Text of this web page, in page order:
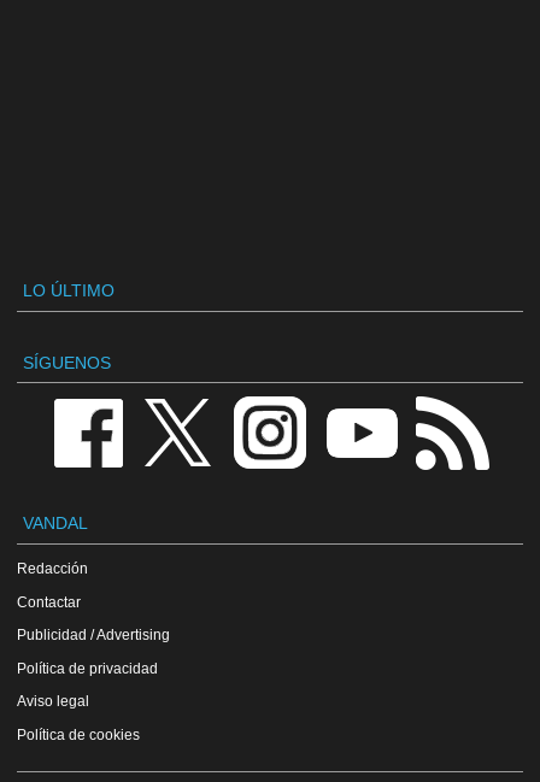
LO ÚLTIMO
SÍGUENOS
VANDAL
Redacción
Contactar
Publicidad / Advertising
Política de privacidad
Aviso legal
Política de cookies